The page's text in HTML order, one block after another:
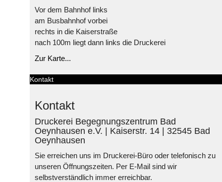
Vor dem Bahnhof links
am Busbahnhof vorbei
rechts in die Kaiserstraße
nach 100m liegt dann links die Druckerei
Zur Karte...
Kontakt
Kontakt
Druckerei Begegnungszentrum Bad
Oeynhausen e.V. | Kaiserstr. 14 | 32545 Bad
Oeynhausen
Sie erreichen uns im Druckerei-Büro oder telefonisch zu
unseren Öffnungszeiten. Per E-Mail sind wir
selbstverständlich immer erreichbar.